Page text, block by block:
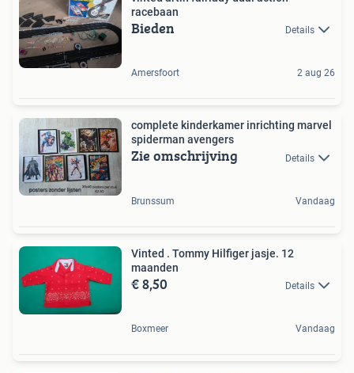
racebaan
Bieden Details
Amersfoort 2 aug 26
complete kinderkamer inrichting marvel
spiderman avengers
Zie omschrijving Details
Brunssum Vandaag
Vinted . Tommy Hilfiger jasje. 12
maanden
€ 8,50 Details
Boxmeer Vandaag